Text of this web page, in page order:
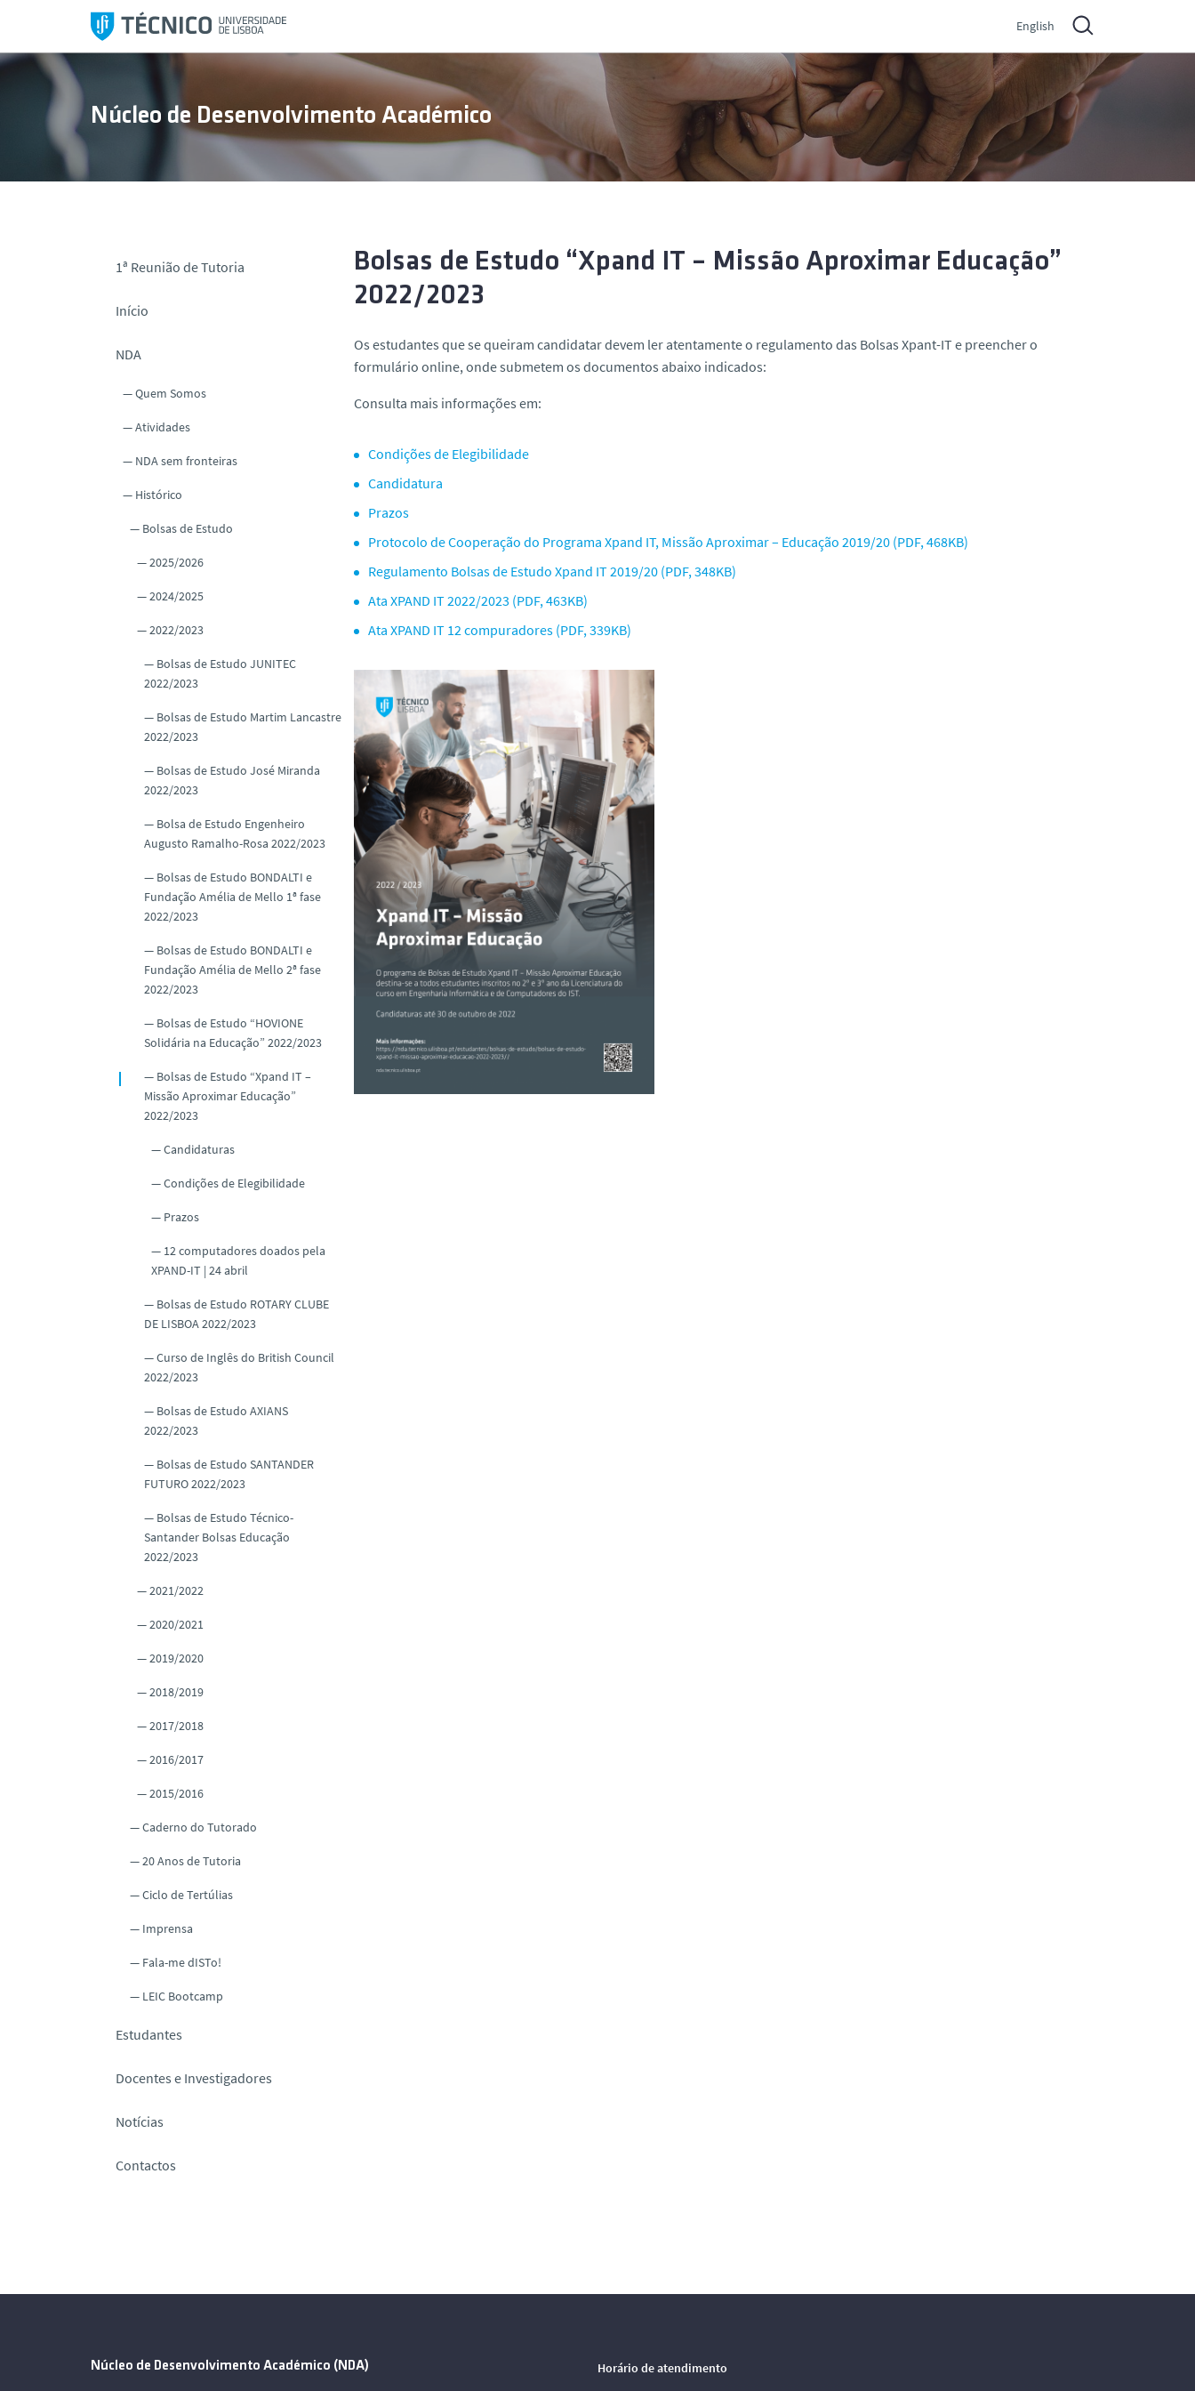
l
English
Núcleo de Desenvolvimento Académico
1ª Reunião de Tutoria
Início
NDA
Quem Somos
Atividades
NDA sem fronteiras
Histórico
Bolsas de Estudo
2025/2026
2024/2025
2022/2023
Bolsas de Estudo JUNITEC
2022/2023
Bolsas de Estudo Martim Lancastre
2022/2023
Bolsas de Estudo José Miranda
2022/2023
Bolsa de Estudo Engenheiro
Augusto Ramalho-Rosa 2022/2023
Bolsas de Estudo BONDALTI e
Fundação Amélia de Mello 1ª fase
2022/2023
Bolsas de Estudo BONDALTI e
Fundação Amélia de Mello 2ª fase
2022/2023
Bolsas de Estudo “HOVIONE
Solidária na Educação” 2022/2023
Bolsas de Estudo “Xpand IT –
Missão Aproximar Educação”
2022/2023
Candidaturas
Condições de Elegibilidade
Prazos
12 computadores doados pela
XPAND-IT | 24 abril
Bolsas de Estudo ROTARY CLUBE
DE LISBOA 2022/2023
Curso de Inglês do British Council
2022/2023
Bolsas de Estudo AXIANS
2022/2023
Bolsas de Estudo SANTANDER
FUTURO 2022/2023
Bolsas de Estudo Técnico-
Santander Bolsas Educação
2022/2023
2021/2022
2020/2021
2019/2020
2018/2019
2017/2018
2016/2017
2015/2016
Caderno do Tutorado
20 Anos de Tutoria
Ciclo de Tertúlias
Imprensa
Fala-me dISTo!
LEIC Bootcamp
Estudantes
Docentes e Investigadores
Notícias
Contactos
Bolsas de Estudo “Xpand IT – Missão Aproximar Educação”
2022/2023
Os estudantes que se queiram candidatar devem ler atentamente o regulamento das Bolsas Xpant-IT e preencher o
formulário online, onde submetem os documentos abaixo indicados:
Consulta mais informações em:
Condições de Elegibilidade
Candidatura
Prazos
Protocolo de Cooperação do Programa Xpand IT, Missão Aproximar – Educação 2019/20 (PDF, 468KB)
Regulamento Bolsas de Estudo Xpand IT 2019/20 (PDF, 348KB)
Ata XPAND IT 2022/2023 (PDF, 463KB)
Ata XPAND IT 12 compuradores (PDF, 339KB)
Núcleo de Desenvolvimento Académico (NDA) Horário de atendimento